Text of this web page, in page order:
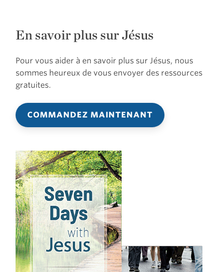
En savoir plus sur Jésus
Pour vous aider à en savoir plus sur Jésus, nous
sommes heureux de vous envoyer des ressources
gratuites.
COMMANDEZ MAINTENANT